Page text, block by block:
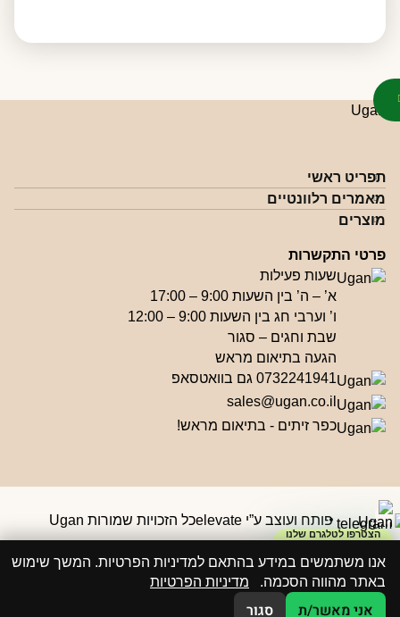
תפריט ראשי
מאמרים רלוונטיים
מוצרים
פרטי התקשרות
שעות פעילות
א’ – ה’ בין השעות 9:00 – 17:00
ו’ וערבי חג בין השעות 9:00 – 12:00
שבת וחגים – סגור
הגעה בתיאום מראש
0732241941 גם בוואטסאפ
sales@ugan.co.il
כפר זיתים - בתיאום מראש!
פותח ועוצב ע”י elevate כל הזכויות שמורות Ugan
הצטרפו לטלגרם שלנו
אנו משתמשים במידע בהתאם למדיניות הפרטיות. המשך שימוש
באתר מהווה הסכמה.
מדיניות הפרטיות
אני מאשר/ת סגור